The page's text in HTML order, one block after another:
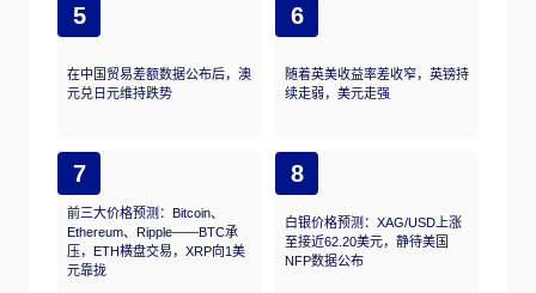
5
在中国贸易差额数据公布后，澳
元兑日元维持跌势
6
随着英美收益率差收窄，英镑持
续走弱，美元走强
7
前三大价格预测：Bitcoin、
Ethereum、Ripple——BTC承
压，ETH横盘交易，XRP向1美
元靠拢
8
白银价格预测：XAG/USD上涨
至接近62.20美元，静待美国
NFP数据公布